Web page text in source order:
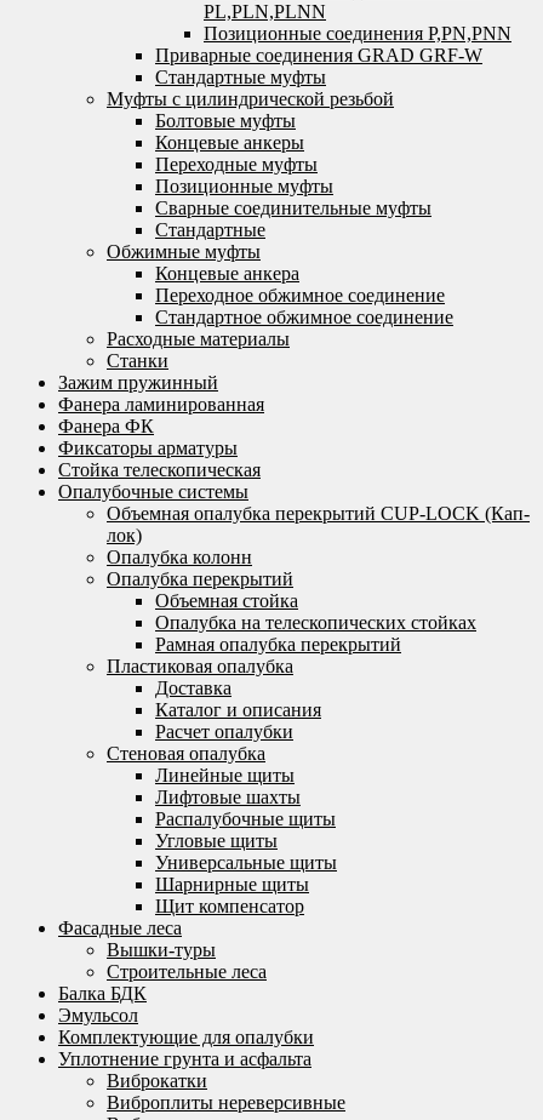
PL,PLN,PLNN
Позиционные соединения P,PN,PNN
Приварные соединения GRAD GRF-W
Стандартные муфты
Муфты с цилиндрической резьбой
Болтовые муфты
Концевые анкеры
Переходные муфты
Позиционные муфты
Сварные соединительные муфты
Стандартные
Обжимные муфты
Концевые анкера
Переходное обжимное соединение
Стандартное обжимное соединение
Расходные материалы
Станки
Зажим пружинный
Фанера ламинированная
Фанера ФК
Фиксаторы арматуры
Стойка телескопическая
Опалубочные системы
Объемная опалубка перекрытий CUP-LOCK (Кап-
лок)
Опалубка колонн
Опалубка перекрытий
Объемная стойка
Опалубка на телескопических стойках
Рамная опалубка перекрытий
Пластиковая опалубка
Доставка
Каталог и описания
Расчет опалубки
Стеновая опалубка
Линейные щиты
Лифтовые шахты
Распалубочные щиты
Угловые щиты
Универсальные щиты
Шарнирные щиты
Щит компенсатор
Фасадные леса
Вышки-туры
Строительные леса
Балка БДК
Эмульсол
Комплектующие для опалубки
Уплотнение грунта и асфальта
Виброкатки
Виброплиты нереверсивные